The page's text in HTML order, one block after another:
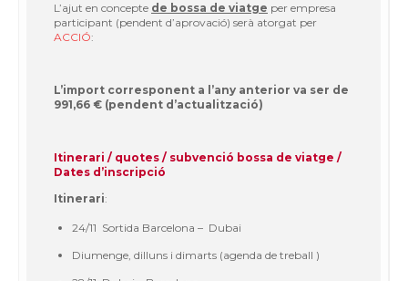
L’ajut en concepte de bossa de viatge per empresa
participant (pendent d’aprovació) serà atorgat per
ACCIÓ:
L’import corresponent a l’any anterior va ser de
991,66 € (pendent d’actualització)
Itinerari / quotes / subvenció bossa de viatge /
Dates d’inscripció
Itinerari:
24/11 Sortida Barcelona – Dubai
Diumenge, dilluns i dimarts (agenda de treball )